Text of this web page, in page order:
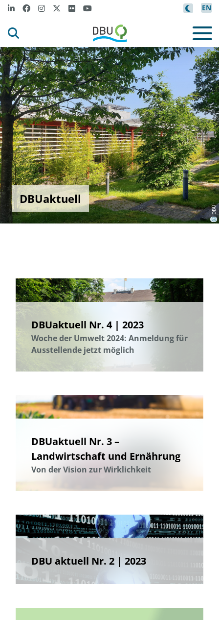
EN
©
DBU
DBUaktuell
DBUaktuell Nr. 4 | 2023
Woche der Umwelt 2024: Anmeldung für
Ausstellende jetzt möglich
DBUaktuell Nr. 3 –
Landwirtschaft und Ernährung
Von der Vision zur Wirklichkeit
DBU aktuell Nr. 2 | 2023